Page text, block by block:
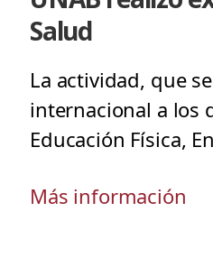
Salud
La actividad, que
internacional a los
Educación Física,
Más información